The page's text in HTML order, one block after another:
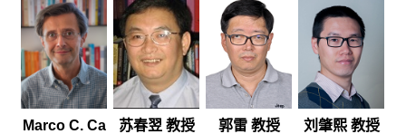
Marco C. Ca
苏春翌 教授
郭雷 教授
刘肇熙 教授